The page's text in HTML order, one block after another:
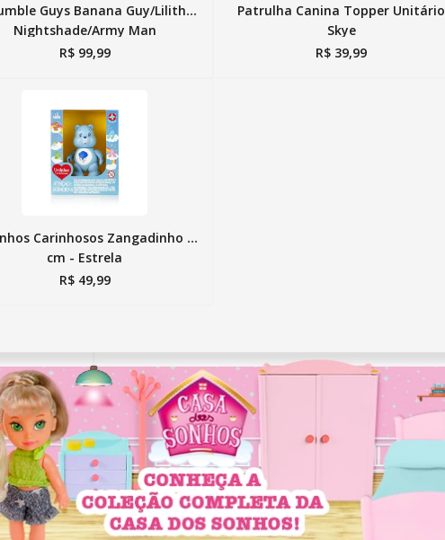
Guys Banana Guy/Lilith
Nightshade/Army Man
R$ 99,99
Patrulha Canina Topper Unitário
Skye
R$ 39,99
Carinhosos Zangadinho 9
cm - Estrela
R$ 49,99